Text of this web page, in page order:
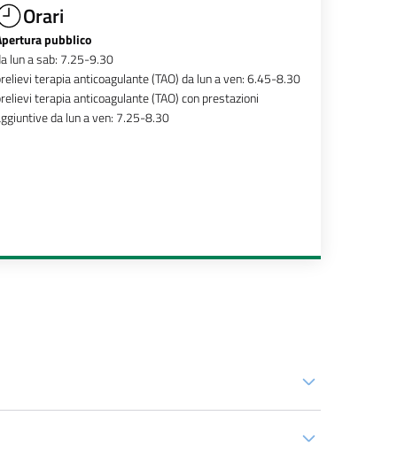
Orari
pubblico
lun a sab: 7.25-9.30
terapia anticoagulante (TAO) da lun a ven: 6.45-8.30
terapia anticoagulante (TAO) con prestazioni
da lun a ven: 7.25-8.30